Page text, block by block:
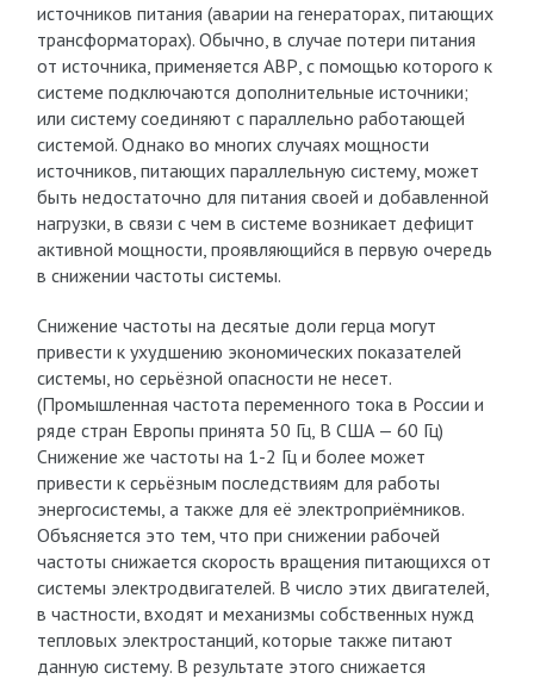
источников питания (аварии на генераторах, питающих
трансформаторах). Обычно, в случае потери питания
от источника, применяется АВР, с помощью которого к
системе подключаются дополнительные источники;
или систему соединяют с параллельно работающей
системой. Однако во многих случаях мощности
источников, питающих параллельную систему, может
быть недостаточно для питания своей и добавленной
нагрузки, в связи с чем в системе возникает дефицит
активной мощности, проявляющийся в первую очередь
в снижении частоты системы.
Снижение частоты на десятые доли герца могут
привести к ухудшению экономических показателей
системы, но серьёзной опасности не несет.
(Промышленная частота переменного тока в России и
ряде стран Европы принята 50 Гц, В США — 60 Гц)
Снижение же частоты на 1-2 Гц и более может
привести к серьёзным последствиям для работы
энергосистемы, а также для её электроприёмников.
Объясняется это тем, что при снижении рабочей
частоты снижается скорость вращения питающихся от
системы электродвигателей. В число этих двигателей,
в частности, входят и механизмы собственных нужд
тепловых электростанций, которые также питают
данную систему. В результате этого снижается